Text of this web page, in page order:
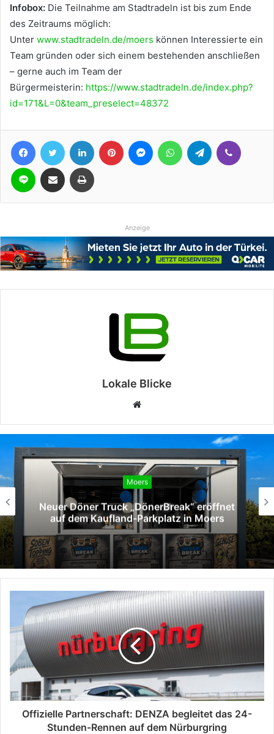
Infobox: Die Teilnahme am Stadtradeln ist bis zum Ende
des Zeitraums möglich:
Unter www.stadtradeln.de/moers können Interessierte ein
Team gründen oder sich einem bestehenden anschließen
– gerne auch im Team der
Bürgermeisterin: https://www.stadtradeln.de/index.php?
id=171&L=0&team_preselect=48372
FacebookTwitter LinkedIn Pinterest MessengerWhatsAppTelegram
Line Teile per E-Mail Drucken
Anzeige
Lokale Blicke
Webseite
Moers: Zwei Verletzte bei Verkehrsunfall
auf der Venloer Straße
Offizielle Partnerschaft: DENZA begleitet das 24-
Stunden-Rennen auf dem Nürburgring